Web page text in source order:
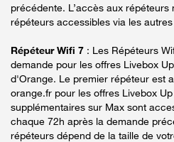
précédente. L’accès aux répéteurs
répéteurs accessibles via les
Répéteur Wifi 7 : Les Répéteurs
demande pour les offres Livebox
d'Orange. Le premier répéteur est
orange.fr pour les offres Livebox
supplémentaires sur Max sont
chaque 72h après la demande
répéteurs dépend de la taille de